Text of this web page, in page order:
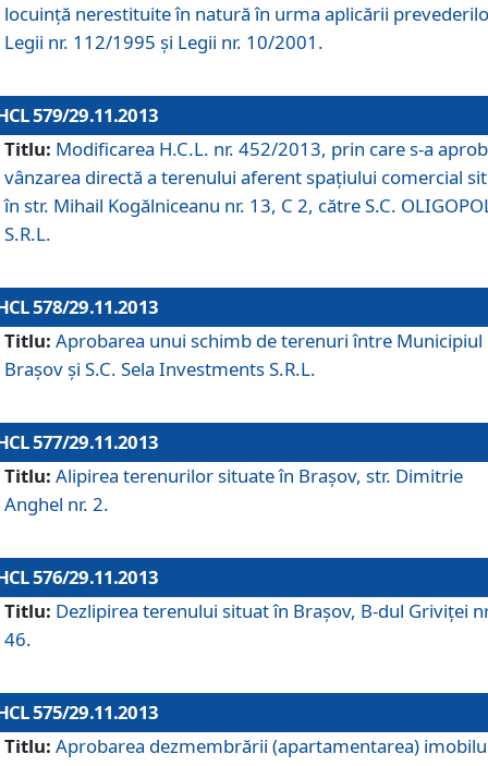
locuinţă nerestituite în natură în urma aplicării
Legii nr. 112/1995 şi Legii nr. 10/2001.
579/29.11.2013
Titlu: Modificarea H.C.L. nr. 452/2013, prin care s-a
vânzarea directă a terenului aferent spaţiului comercial
în str. Mihail Kogălniceanu nr. 13, C 2, către S.C.
S.R.L.
578/29.11.2013
Titlu: Aprobarea unui schimb de terenuri între Municipiul
Braşov şi S.C. Sela Investments S.R.L.
577/29.11.2013
Titlu: Alipirea terenurilor situate în Braşov, str. Dimitrie
Anghel nr. 2.
576/29.11.2013
Titlu: Dezlipirea terenului situat în Braşov, B-dul Griviţei
46.
575/29.11.2013
Titlu: Aprobarea dezmembrării (apartamentarea)